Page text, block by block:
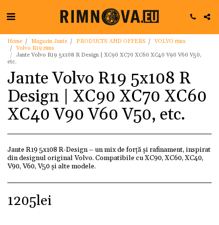
Home Magazin Jante PRODUCTS AND OFFERS
VOLVO rims
Volvo R19 rims
Jante Volvo R19 5x108 R Design | XC90 XC70 XC60 XC40 V90 V60 V50,
etc.
Jante Volvo R19 5x108 R
Design | XC90 XC70 XC60
XC40 V90 V60 V50, etc.
Jante R19 5x108 R-Design – un mix de forță și rafinament, inspirat
din designul original Volvo. Compatibile cu XC90, XC60, XC40,
V90, V60, V50 și alte modele.
1205lei